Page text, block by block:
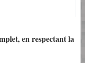
en respectant la